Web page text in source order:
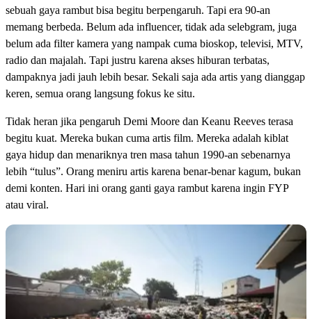
sebuah gaya rambut bisa begitu berpengaruh. Tapi era 90-an
memang berbeda. Belum ada influencer, tidak ada selebgram, juga
belum ada filter kamera yang nampak cuma bioskop, televisi, MTV,
radio dan majalah. Tapi justru karena akses hiburan terbatas,
dampaknya jadi jauh lebih besar. Sekali saja ada artis yang dianggap
keren, semua orang langsung fokus ke situ.
Tidak heran jika pengaruh Demi Moore dan Keanu Reeves terasa
begitu kuat. Mereka bukan cuma artis film. Mereka adalah kiblat
gaya hidup dan menariknya tren masa tahun 1990-an sebenarnya
lebih “tulus”. Orang meniru artis karena benar-benar kagum, bukan
demi konten. Hari ini orang ganti gaya rambut karena ingin FYP
atau viral.